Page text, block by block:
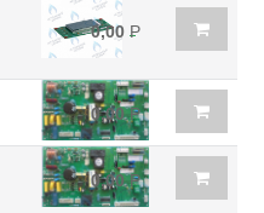
0,00 Р
0,00Р
0,00Р